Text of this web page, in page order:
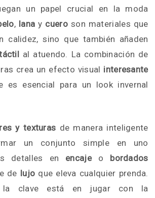
un papel crucial en la moda
, lana y cueroson materiales que
calidez, sino que también añaden
al atuendo. La combinación de
crea un efecto visual interesante
es esencial para un look invernal
y texturas de manera inteligente
un conjunto simple en uno
detalles en encajeo bordados
de lujo que eleva cualquier prenda.
la clave está en jugar con la